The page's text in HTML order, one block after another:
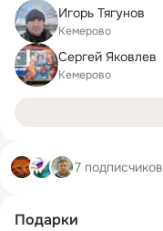
Игорь Тягунов
Кемерово
Сергей Яковлев
Кемерово
7 подписчиков
Подарки